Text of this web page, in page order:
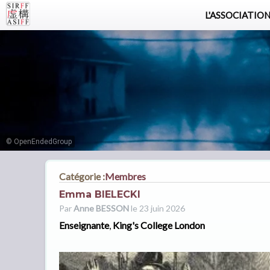
L'ASSOCIATION
© OpenEndedGroup
Catégorie :Membres
Emma BIELECKI
ParAnne BESSONle 23 juin 2026
Enseignante, King's College London